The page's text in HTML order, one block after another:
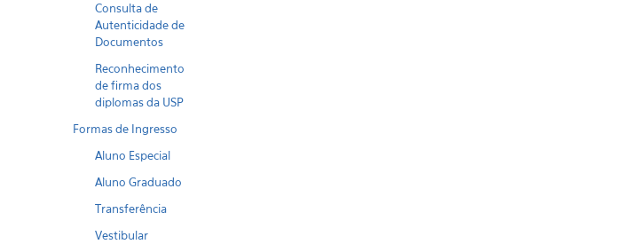
Consulta de
Autenticidade de
Documentos
Reconhecimento
de firma dos
diplomas da USP
Formas de Ingresso
Aluno Especial
Aluno Graduado
Transferência
Vestibular